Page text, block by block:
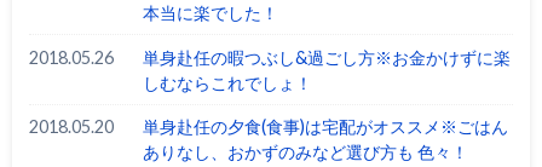
本当に楽でした！
2018.05.26
単身赴任の暇つぶし&過ごし方※お金かけずに楽
しむならこれでしょ！
2018.05.20
単身赴任の夕食(食事)は宅配がオススメ※ごはん
ありなし、おかずのみなど選び方も 色々！